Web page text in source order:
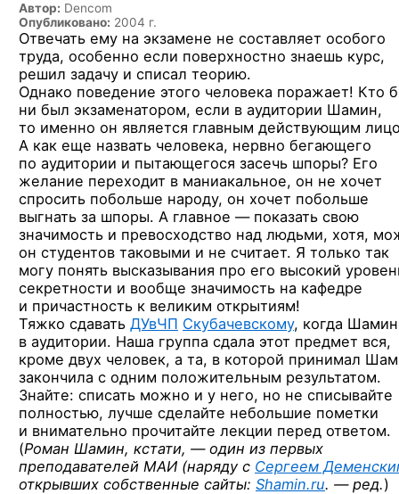
Автор: Dencom
Опубликовано: 2004 г.
Отвечать ему на экзамене не составляет особого
труда, особенно если поверхностно знаешь курс,
решил задачу и списал теорию.
Однако поведение этого человека поражает! Кто
ни был экзаменатором, если в аудитории Шамин,
то именно он является главным действующим
А как еще назвать человека, нервно бегающего
по аудитории и пытающегося засечь шпоры? Его
желание переходит в маниакальное, он не хочет
спросить побольше народу, он хочет побольше
выгнать за шпоры. А главное —показать свою
значимость и превосходство над людьми, хотя,
он студентов таковыми и не считает. Я только так
могу понять высказывания про его высокий
секретности и вообще значимость на кафедре
и причастность к великим открытиям!
Тяжко сдавать ДУвЧП Скубачевскому, когда Шамин
в аудитории. Наша группа сдала этот предмет вся,
кроме двух человек, а та, в которой принимал
закончила с одним положительным результатом.
Знайте: списать можно и у него, но не списывайте
полностью, лучше сделайте небольшие пометки
и внимательно прочитайте лекции перед ответом.
(Роман Шамин, кстати, — один из первых
преподавателей МАИ (наряду с Сергеем
открывших собственные сайты: Shamin.ru. — ред.)